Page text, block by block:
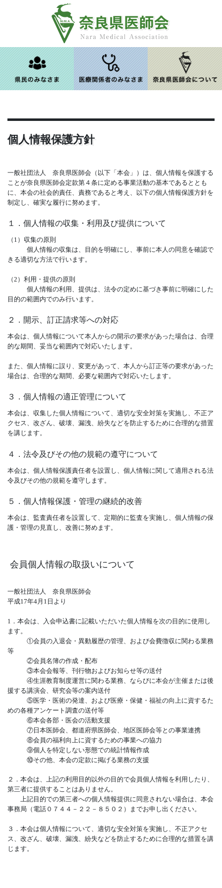
個人情報保護方針
一般社団法人 奈良県医師会（以下「本会」）は、個人情報を保護する
ことが奈良県医師会定款第４条に定める事業活動の基本であるととも
に、本会の社会的責任、責務であると考え、以下の個人情報保護方針を
制定し、確実な履行に努めます。
１．個人情報の収集・利用及び提供について
（1）収集の原則
個人情報の収集は、目的を明確にし、事前に本人の同意を確認で
きる適切な方法で行います。
（2）利用・提供の原則
個人情報の利用、提供は、法令の定めに基づき事前に明確にした
目的の範囲内でのみ行います。
２．開示、訂正請求等への対応
本会は、個人情報について本人からの開示の要求があった場合は、合理
的な期間、妥当な範囲内で対応いたします。
また、個人情報に誤り、変更があって、本人から訂正等の要求があった
場合は、合理的な期間、必要な範囲内で対応いたします。
３．個人情報の適正管理について
本会は、収集した個人情報について、適切な安全対策を実施し、不正ア
クセス、改ざん、破壊、漏洩、紛失などを防止するために合理的な措置
を講じます。
４．法令及びその他の規範の遵守について
本会は、個人情報保護責任者を設置し、個人情報に関して適用される法
令及びその他の規範を遵守します。
５．個人情報保護・管理の継続的改善
本会は、監査責任者を設置して、定期的に監査を実施し、個人情報の保
護・管理の見直し、改善に努めます。
会員個人情報の取扱いについて
一般社団法人 奈良県医師会
平成17年4月1日より
1．本会は、入会申込書に記載いただいた個人情報を次の目的に使用し
ます。
①会員の入退会・異動履歴の管理、および会費徴収に関わる業務
等
②会員名簿の作成・配布
③本会会報等、刊行物およびお知らせ等の送付
④生涯教育制度運営に関わる業務、ならびに本会が主催または後
援する講演会、研究会等の案内送付
⑤医学・医術の発達、および医療・保健・福祉の向上に資するた
めの各種アンケート調査の送付等
⑥本会各部・医会の活動支援
⑦日本医師会、都道府県医師会、地区医師会等との事業連携
⑧会員の福利向上に資するための事業への協力
⑨個人を特定しない形態での統計情報作成
⑩その他、本会の定款に掲げる業務の支援
２．本会は、上記の利用目的以外の目的で会員個人情報を利用したり、
第三者に提供することはありません。
上記目的での第三者への個人情報提供に同意されない場合は、本会
事務局（電話０７４４－２２－８５０２）までお申し出ください。
３．本会は個人情報について、適切な安全対策を実施し、不正アクセ
ス、改ざん、破壊、漏洩、紛失などを防止するために合理的な措置を講
じます。